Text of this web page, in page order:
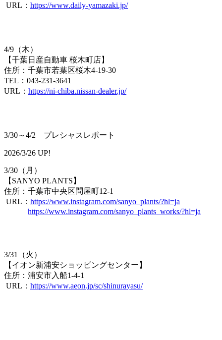
URL： https://www.daily-yamazaki.jp/
4/9（木）
【千葉日産自動車 桜木町店】
住所：千葉市若葉区桜木4-19-30
TEL：043-231-3641
URL： https://ni-chiba.nissan-dealer.jp/
3/30～4/2 プレシャスレポート
2026/3/26 UP!
3/30（月）
【​SANYO PLANTS】
住所：千葉市中央区問屋町12-1
URL： https://www.instagram.com/sanyo_plants/?hl=ja
https://www.instagram.com/sanyo_plants_works/?hl=ja
3/31（火）
【​イオン新浦安ショッピングセンター】
住所：浦安市入船1-4-1
URL： https://www.aeon.jp/sc/shinurayasu/